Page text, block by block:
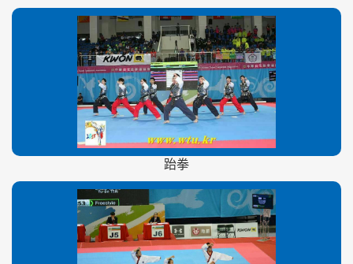
跆拳